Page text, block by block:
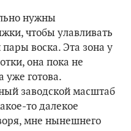
нужны
чтобы улавливать
воска. Эта зона у
она пока не
уже готова.
заводской масштаб
то далекое
мне нынешнего